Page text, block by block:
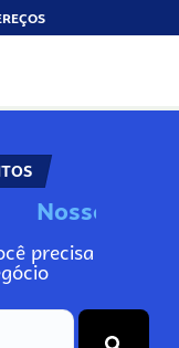
Nosso
precisa